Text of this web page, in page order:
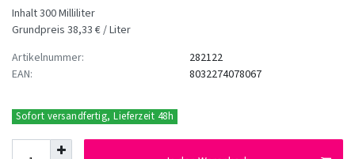
Inhalt300Milliliter
Grundpreis 38,33 € / Liter
Artikelnummer:
EAN:
282122
8032274078067
Sofort versandfertig, Lieferzeit 48h